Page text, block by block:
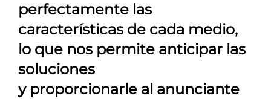
perfectamente las
características de cada medio,
lo que nos permite anticipar las
soluciones
y proporcionarle al anunciante